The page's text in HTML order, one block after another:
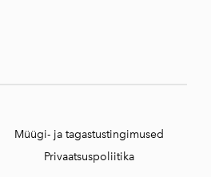
Müügi- ja tagastustingimused
Privaatsuspoliitika